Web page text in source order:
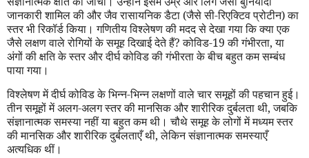
जानकारी शामिल की और जैव रासायनिक डैटा (जैसे सी-रिएक्टिव प्रोटीन) का
स्तर भी रिकॉर्ड किया। गणितीय विश्लेषण की मदद से देखा गया कि क्या एक
जैसे लक्षण वाले रोगियों के समूह दिखाई देते हैं?कोविड-19 की गंभीरता,या
अंगों की क्षति के स्तर और दीर्घ कोविड की गंभीरता के बीच बहुत कम सम्बंध
पाया गया।
विश्लेषण में दीर्घ कोविड के भिन्न-भिन्न लक्षणों वाले चार समूहों की पहचान हुई।
तीन समूहों में अलग-अलग स्तर की मानसिक और शारीरिक दुर्बलता थी,जबकि
संज्ञानात्मक समस्या नहीं या बहुत कम थी। चौथे समूह के लोगों में मध्यम स्तर
की मानसिक और शारीरिक दुर्बलताएँ थी,लेकिन संज्ञानात्मक समस्याएँ
अत्यधिक थीं।